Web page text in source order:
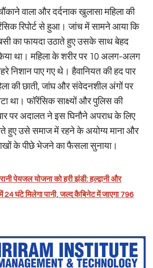
वाला और दर्दनाक खुलासा महिला की
रिपोर्ट से हुआ। जांच में सामने आया कि
का फायदा उठाते हुए उसके साथ बेहद
था। महिला के शरीर पर 10 अलग-अलग
निशान पाए गए थे। हैवानियत की हद पार
की छाती, जांघ और संवेदनशील अंगों पर
था। फॉरेंसिक साक्ष्यों और पुलिस की
पर अदालत ने इस घिनौने अपराध के लिए
हुए उसे समाज में रहने के अयोग्य माना और
के पीछे भेजने का फैसला सुनाया।
पेयजल योजना को हरी झंडी: हल्द्वानी और
24 घंटे मिलेगा पानी, जल्द कैबिनेट में जाएगा 796